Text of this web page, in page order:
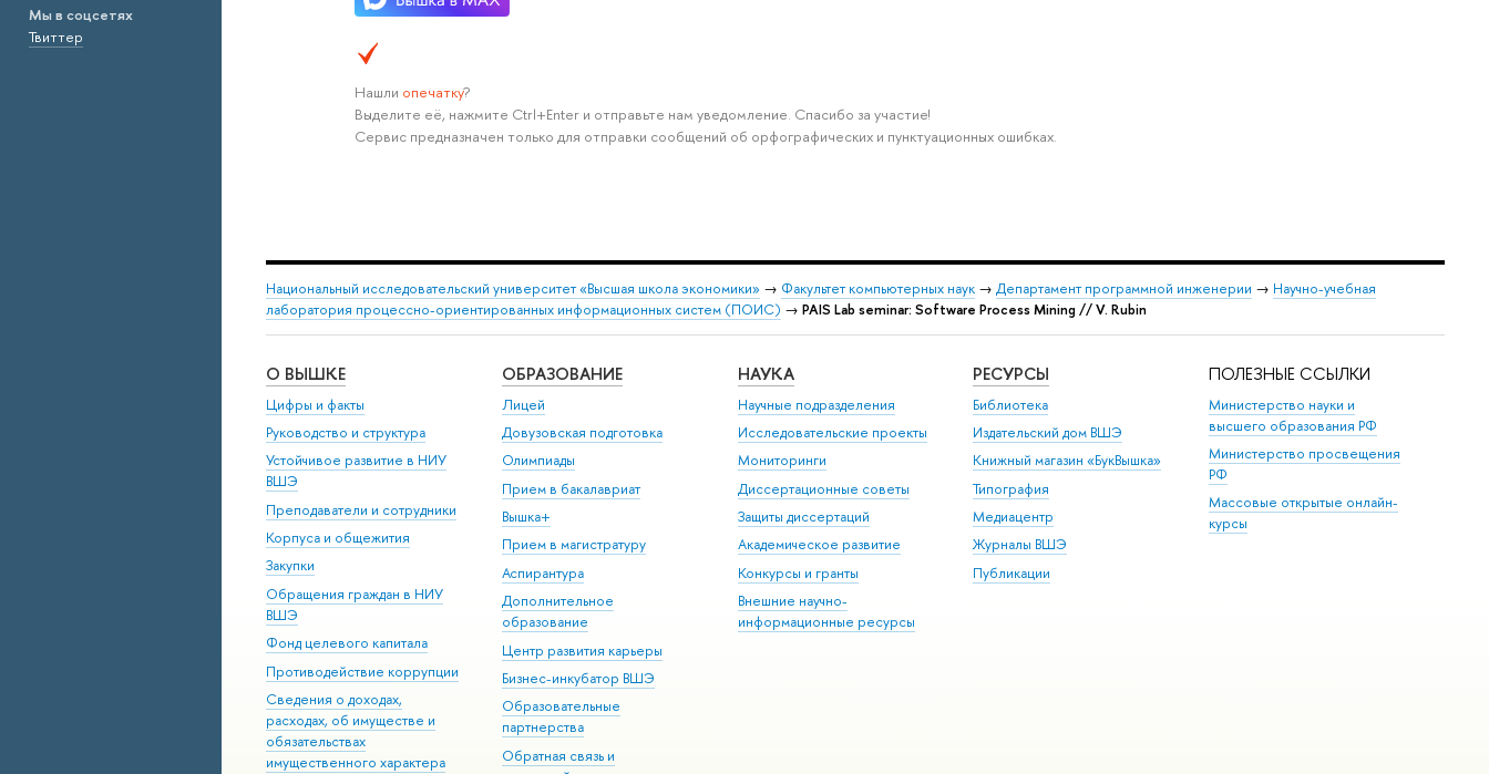
Мы в соцсетях
Твиттер
Нашли опечатку?
Выделите её, нажмите Ctrl+Enter и отправьте нам уведомление. Спасибо за участие!
Сервис предназначен только для отправки сообщений об орфографических и пунктуационных ошибках.
Национальный исследовательский университет «Высшая школа экономики» → Факультет компьютерных наук → Департамент программной инженерии → Научно-учебная
лаборатория процессно-ориентированных информационных систем (ПОИС) → PAIS Lab seminar: Software Process Mining // V. Rubin
О ВЫШКЕ
Цифры и факты
Руководство и структура
Устойчивое развитие в НИУ
ВШЭ
Преподаватели и сотрудники
Корпуса и общежития
Закупки
Обращения граждан в НИУ
ВШЭ
Фонд целевого капитала
Противодействие коррупции
Сведения о доходах,
расходах, об имуществе и
обязательствах
имущественного характера
ОБРАЗОВАНИЕ
Лицей
Довузовская подготовка
Олимпиады
Прием в бакалавриат
Вышка+
Прием в магистратуру
Аспирантура
Дополнительное
образование
Центр развития карьеры
Бизнес-инкубатор ВШЭ
Образовательные
партнерства
Обратная связь и
НАУКА
Научные подразделения
Исследовательские проекты
Мониторинги
Диссертационные советы
Защиты диссертаций
Академическое развитие
Конкурсы и гранты
Внешние научно-
информационные ресурсы
РЕСУРСЫ
Библиотека
Издательский дом ВШЭ
Книжный магазин «БукВышка»
Типография
Медиацентр
Журналы ВШЭ
Публикации
ПОЛЕЗНЫЕ ССЫЛКИ
Министерство науки и
высшего образования РФ
Министерство просвещения
РФ
Массовые открытые онлайн-
курсы